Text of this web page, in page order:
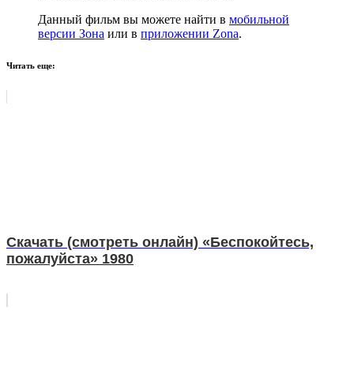
Данный фильм вы можете найти в мобильной
версии Зона или в приложении Zona.
Читать еще:
Скачать (смотреть онлайн) «Беспокойтесь,
пожалуйста» 1980